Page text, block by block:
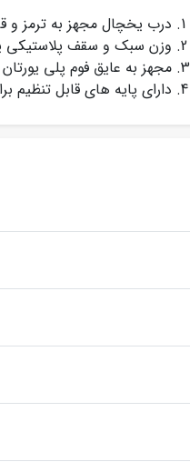
درب یخچال مجهز به ترمز
وزن سبک و سقف پلاستیکی
مجهز به عایق فوم پلی
دارای پایه های قابل تنظیم